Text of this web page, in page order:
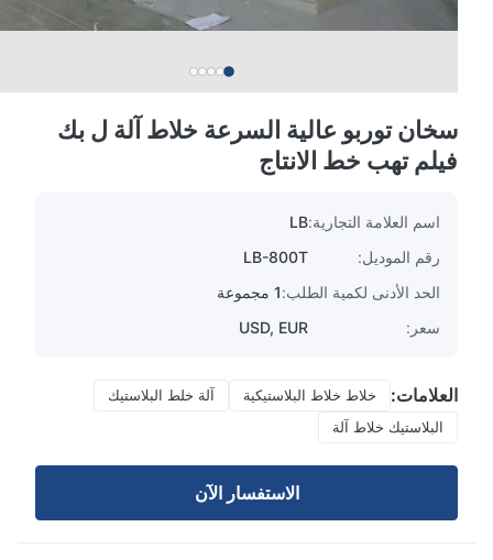
سخان توربو عالية السرعة خلاط آلة ل بك
فيلم تهب خط الانتاج
اسم العلامة التجارية:LB
رقم الموديل:
LB-800T
الحد الأدنى لكمية الطلب:1 مجموعة
USD, EUR
العلامات: خلاط خلاط البلاستيكية
آلة خلط البلاستيك
البلاستيك خلاط آلة
الاستفسار الآن